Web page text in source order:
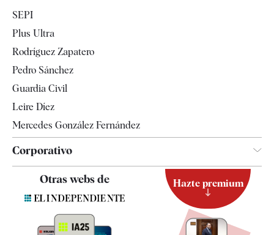
Televisión
SEPI
Plus Ultra
Rodríguez Zapatero
Pedro Sánchez
Guardia Civil
Leire Díez
Mercedes González Fernández
Corporativo
Otras webs de Hazte premium